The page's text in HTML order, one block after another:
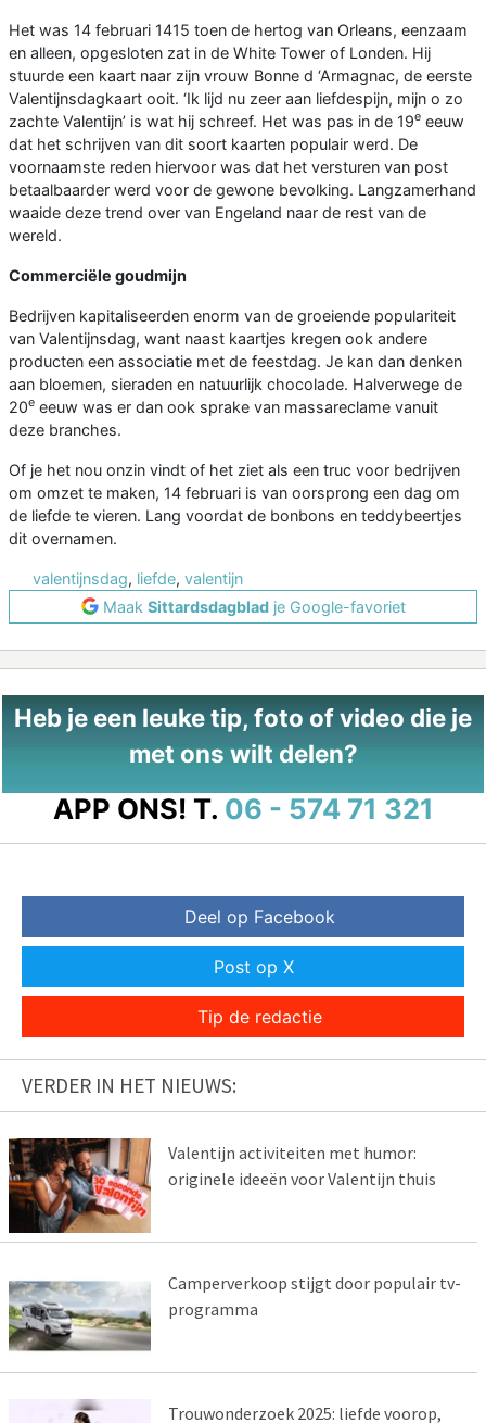
Het was 14 februari 1415 toen de hertog van Orleans, eenzaam
en alleen, opgesloten zat in de White Tower of Londen. Hij
stuurde een kaart naar zijn vrouw Bonne d ‘Armagnac, de eerste
Valentijnsdagkaart ooit. ‘Ik lijd nu zeer aan liefdespijn, mijn o zo
zachte Valentijn’ is wat hij schreef. Het was pas in de 19e eeuw
dat het schrijven van dit soort kaarten populair werd. De
voornaamste reden hiervoor was dat het versturen van post
betaalbaarder werd voor de gewone bevolking. Langzamerhand
waaide deze trend over van Engeland naar de rest van de
wereld.
Commerciële goudmijn
Bedrijven kapitaliseerden enorm van de groeiende populariteit
van Valentijnsdag, want naast kaartjes kregen ook andere
producten een associatie met de feestdag. Je kan dan denken
aan bloemen, sieraden en natuurlijk chocolade. Halverwege de
20e eeuw was er dan ook sprake van massareclame vanuit
deze branches.
Of je het nou onzin vindt of het ziet als een truc voor bedrijven
om omzet te maken, 14 februari is van oorsprong een dag om
de liefde te vieren. Lang voordat de bonbons en teddybeertjes
dit overnamen.
valentijnsdag, liefde, valentijn
Maak Sittardsdagbladje Google-favoriet
Heb je een leuke tip, foto of video die je
met ons wilt delen?
APP ONS! T. 06 - 574 71 321
Deel op Facebook
Post op X
Tip de redactie
VERDER IN HET NIEUWS:
Valentijn activiteiten met humor:
originele ideeën voor Valentijn thuis
Camperverkoop stijgt door populair tv-
programma
Trouwonderzoek 2025: liefde voorop,